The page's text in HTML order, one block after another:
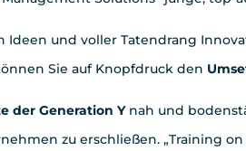
Ideen und voller Tatendrang
Sie auf Knopfdruck den
der Generation Ynah und
zu erschließen. „Training